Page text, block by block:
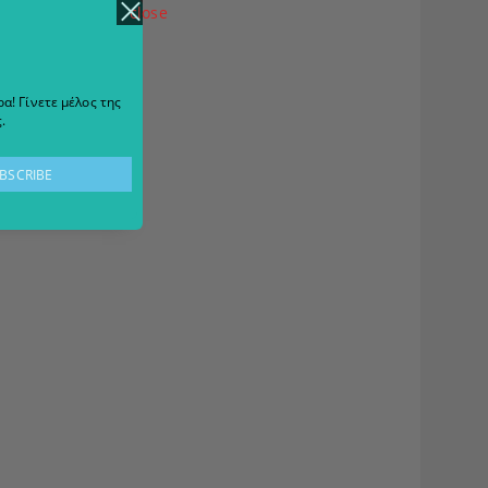
Γίνετε μέλος της
close